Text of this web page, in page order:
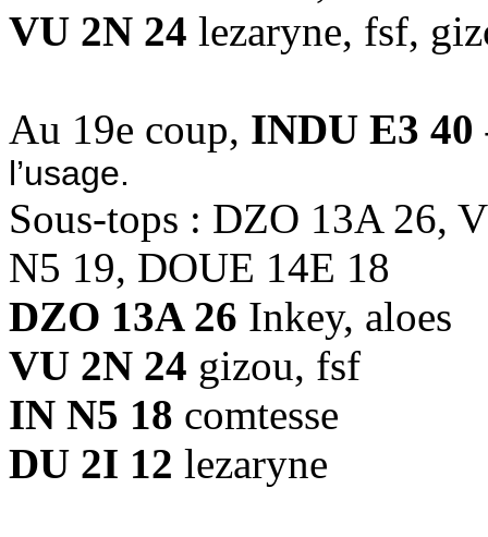
VU 2N 24 lezaryne, fsf,
Au 19e coup, INDU E3 40
l’usage.
Sous-tops : DZO 13A 26,
N5 19, DOUE 14E 18
DZO 13A 26 Inkey, aloes
VU 2N 24 gizou, fsf
IN N5 18 comtesse
DU 2I 12 lezaryne